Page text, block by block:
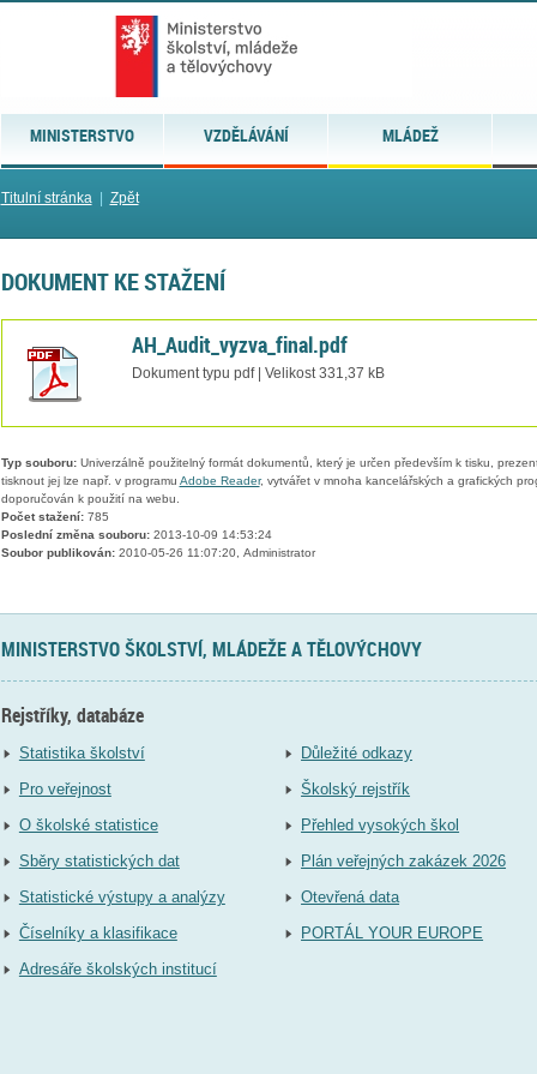
MINISTERSTVO VZDĚLÁVÁNÍ MLÁDEŽ
Titulní stránka| Zpět
DOKUMENT KE STAŽENÍ
AH_Audit_vyzva_final.pdf
Dokument typu pdf | Velikost 331,37 kB
Typ souboru:Univerzálně použitelný formát dokumentů, který je určen především k tisku,
tisknout jej lze např. v programu Adobe Reader, vytvářet v mnoha kancelářských a grafických
doporučován k použití na webu.
Počet stažení:785
Poslední změna souboru:2013-10-09 14:53:24
Soubor publikován:2010-05-26 11:07:20, Administrator
MINISTERSTVO ŠKOLSTVÍ, MLÁDEŽE A TĚLOVÝCHOVY
Rejstříky, databáze
Statistika školství
Pro veřejnost
O školské statistice
Sběry statistických dat
Statistické výstupy a analýzy
Číselníky a klasifikace
Adresáře školských institucí
Důležité odkazy
Školský rejstřík
Přehled vysokých škol
Plán veřejných zakázek 2026
Otevřená data
PORTÁL YOUR EUROPE